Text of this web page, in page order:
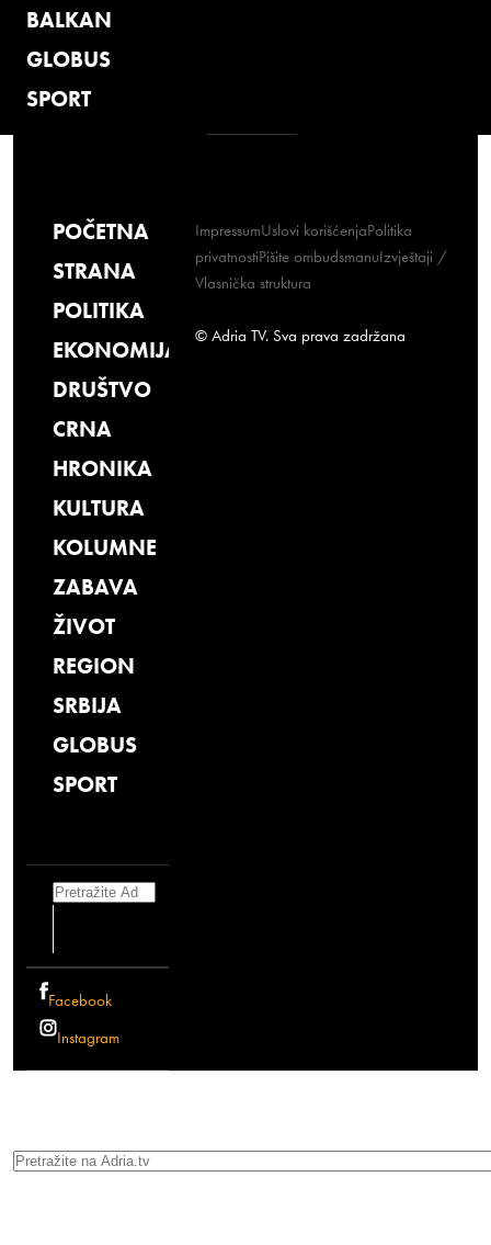
BALKAN
GLOBUS
SPORT
POČETNA
STRANA
POLITIKA
EKONOMIJA
DRUŠTVO
CRNA
HRONIKA
KULTURA
KOLUMNE
ZABAVA
ŽIVOT
REGION
SRBIJA
GLOBUS
SPORT
Search
Facebook
Instagram
ImpressumUslovi korišćenjaPolitika
privatnostiPišite ombudsmanuIzvještaji /
Vlasnička struktura
© Adria TV. Sva prava zadržana
Search